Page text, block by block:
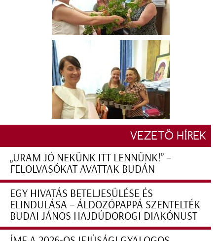
VEZETŐ HÍREK
„URAM JÓ NEKÜNK ITT LENNÜNK!” –
FELOLVASÓKAT AVATTAK BUDÁN
EGY HIVATÁS BETELJESÜLÉSE ÉS
ELINDULÁSA – ÁLDOZÓPAPPÁ SZENTELTÉK
BUDAI JÁNOS HAJDÚDOROGI DIAKÓNUST